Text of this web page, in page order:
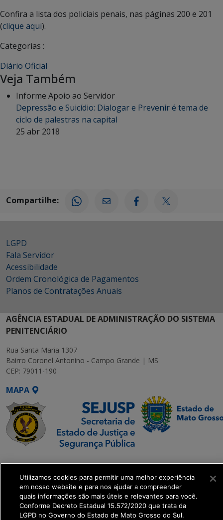
Confira a lista dos policiais penais, nas páginas 200 e 201
(clique aqui).
Categorias :
Diário Oficial
Veja Também
Informe Apoio ao Servidor
Depressão e Suicídio: Dialogar e Prevenir é tema de
ciclo de palestras na capital
25 abr 2018
Compartilhe:
LGPD
Fala Servidor
Acessibilidade
Ordem Cronológica de Pagamentos
Planos de Contratações Anuais
AGÊNCIA ESTADUAL DE ADMINISTRAÇÃO DO SISTEMA
PENITENCIÁRIO
Rua Santa Maria 1307
Bairro Coronel Antonino - Campo Grande | MS
CEP: 79011-190
MAPA
SETDIG | Secretaria-
Executiva de
Transformação Digital
get_footer();
Utilizamos cookies para permitir uma melhor experiência
em nosso website e para nos ajudar a compreender
quais informações são mais úteis e relevantes para você.
Conforme Decreto Estadual 15.572/2020 que trata da
LGPD no Governo do Estado de Mato Grosso do Sul.